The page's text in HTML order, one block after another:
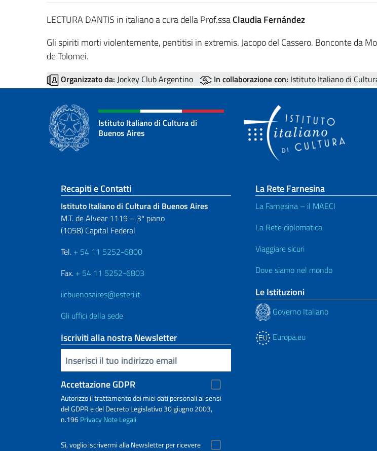
LECTURA DANTIS in italiano a cura della Prof.ssaClaudia Fernández
Gli spiriti morti violentemente, pentitisi in extremis. Jacopo del Cassero. Bonconte da
de Tolomei.
Organizzato da: Jockey Club Argentino In collaborazione con: Istituto Italiano di
Istituto Italiano di Cultura di
Buenos Aires
Sezione footer
Recapiti e Contatti
Istituto Italiano di Cultura di Buenos Aires
M.T. de Alvear 1119 – 3º piano
(1058) Capital Federal
Tel. + 54 11 5252-6800
Fax. + 54 11 5252-6803
iicbuenosaires@esteri.it
Gli uffici della sede
Iscriviti alla nostra Newsletter
Inserisci la tua email
Accettazione GDPR
Autorizzo il trattamento dei miei dati personali ai sensi
del GDPR e del Decreto Legislativo 30 giugno 2003,
n.196PrivacyNote Legali
Sì, voglio iscrivermi alla Newsletter per ricevere
La Rete Farnesina
La Farnesina – il MAECI
La Rete diplomatica
Viaggiare sicuri
Dove siamo nel mondo
Le Istituzioni
Governo Italiano
Europa.eu